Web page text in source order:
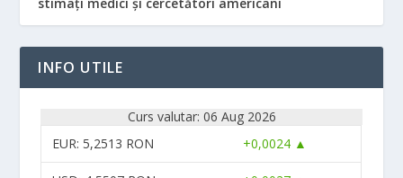
INFO UTILE
Curs valutar: 06 Aug 2026
EUR: 5,2513 RON +0,0024 ▲